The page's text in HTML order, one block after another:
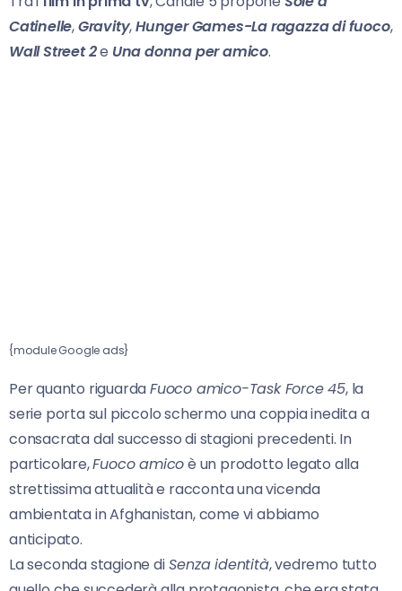
Catinelle,Gravity,Hunger Games-La ragazza di fuoco,
Wall Street 2e Una donna per amico.
{module Google ads}
Per quanto riguardaFuoco amico-Task Force 45, la
serie porta sul piccolo schermo una coppia inedita a
consacrata dal successo di stagioni precedenti. In
particolare,Fuoco amicoè un prodotto legato alla
strettissima attualità e racconta una vicenda
ambientata in Afghanistan, come vi abbiamo
anticipato.
La seconda stagione diSenza identità, vedremo tutto